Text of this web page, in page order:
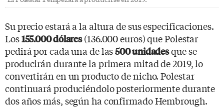
Su precio estará a la altura de sus especificaciones.
Los155.000 dólares(136.000 euros) que Polestar
pedirá por cada una de las500 unidadesque se
producirán durante la primera mitad de 2019, lo
convertirán en un producto de nicho. Polestar
continuará produciéndolo posteriormente durante
dos años más, según ha confirmado Hembrough.